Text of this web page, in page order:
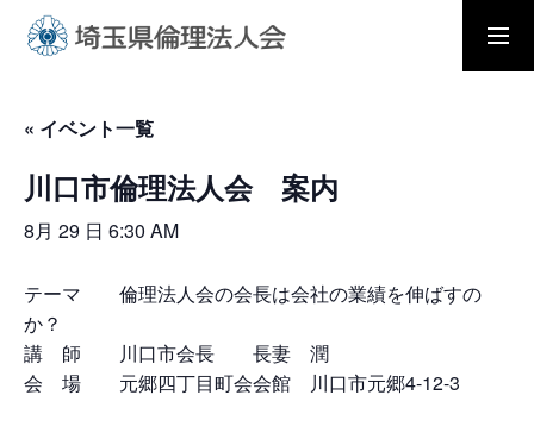
ホーム
モーニングセミナー
朝礼と職場の教養
« イベント一覧
川口市倫理法人会 案内
8月 29 日 6:30 AM
テーマ 倫理法人会の会長は会社の業績を伸ばすの
か？
講 師 川口市会長 長妻 潤
会 場 元郷四丁目町会会館 川口市元郷4-12-3